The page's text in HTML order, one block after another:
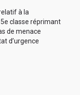
à la
classe réprimant
de menace
d’urgence